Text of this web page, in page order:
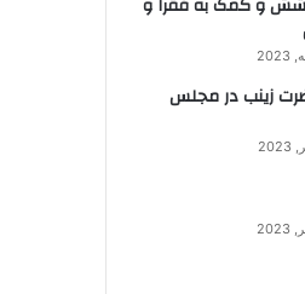
زینب در مجلس